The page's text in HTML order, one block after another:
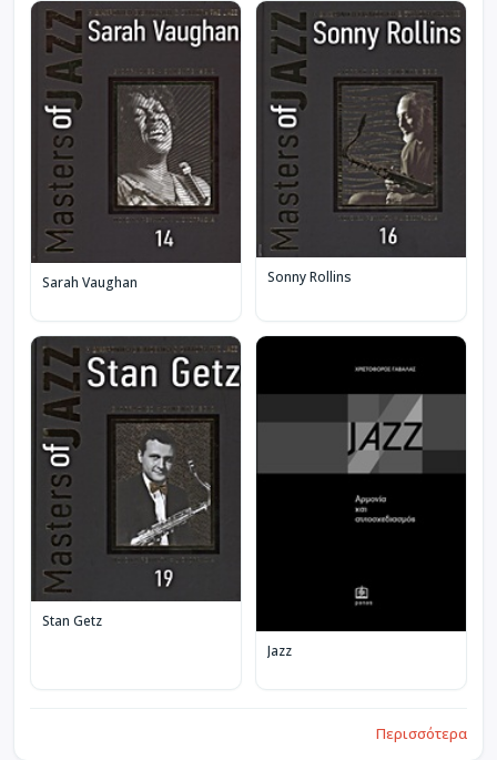
Sarah Vaughan Sonny Rollins
Stan Getz
Jazz
Περισσότερα